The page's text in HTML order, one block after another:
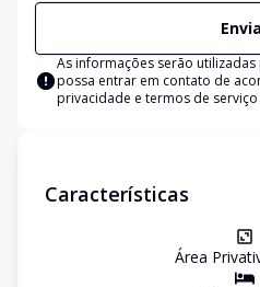
As informações serão
possa entrar em contato de
privacidade e termos de serviço
Características
Área